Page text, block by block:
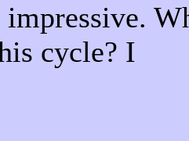
impressive.
cycle? I